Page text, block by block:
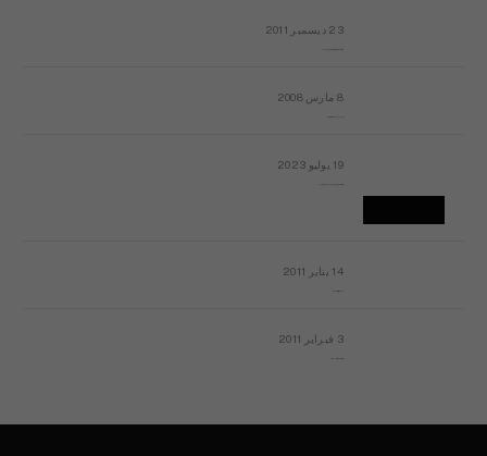
23 ديسمبر 2011
8 مارس 2008
19 يوليو 2023
14 يناير 2011
3 فبراير 2011